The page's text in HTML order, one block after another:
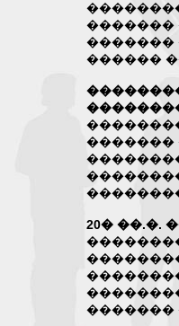
�������
�������
������
�������
20� ��.�.
�������